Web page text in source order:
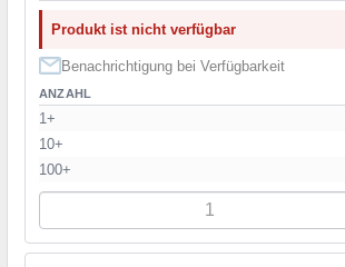
Produkt ist nicht verfügbar
Benachrichtigung bei Verfügbarkeit
ANZAHL
1+
10+
100+